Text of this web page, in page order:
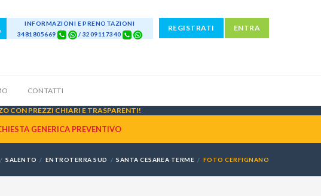
REGISTRATI ENTRA
INFORMAZIONI E PRENOTAZIONI
3481805669
/ 3209117340
CONTATTI
CON PREZZI CHIARI E TRASPARENTI!
GENERICA PREVENTIVO
SALENTO ENTROTERRA SUD SANTA CESAREA TERME FOTO CERFIGNANO